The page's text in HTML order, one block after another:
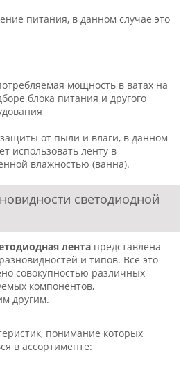
питания, в данном случае это
мощность в ватах на
блока питания и другого
защиты от пыли и влаги, в данном
использовать ленту в
влажностью (ванна).
светодиодной
лента представлена
и типов. Все это
совокупностью различных
компонентов,
другим.
понимание которых
в ассортименте: